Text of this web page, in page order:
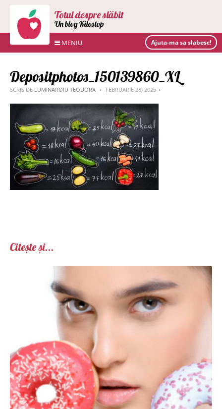
Totul despre slăbit
Un blog Kilostop
MENIU Ajuta-ma sa slabesc!
Depositphotos_150139860_XL
SCRIS DE LUMINAROIU TEODORA FEBRUARIE 28, 2025
Citește și...